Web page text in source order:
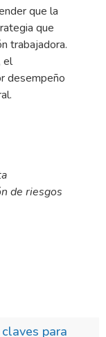
que la
que
trabajadora.
el
desempeño
de riesgos
para